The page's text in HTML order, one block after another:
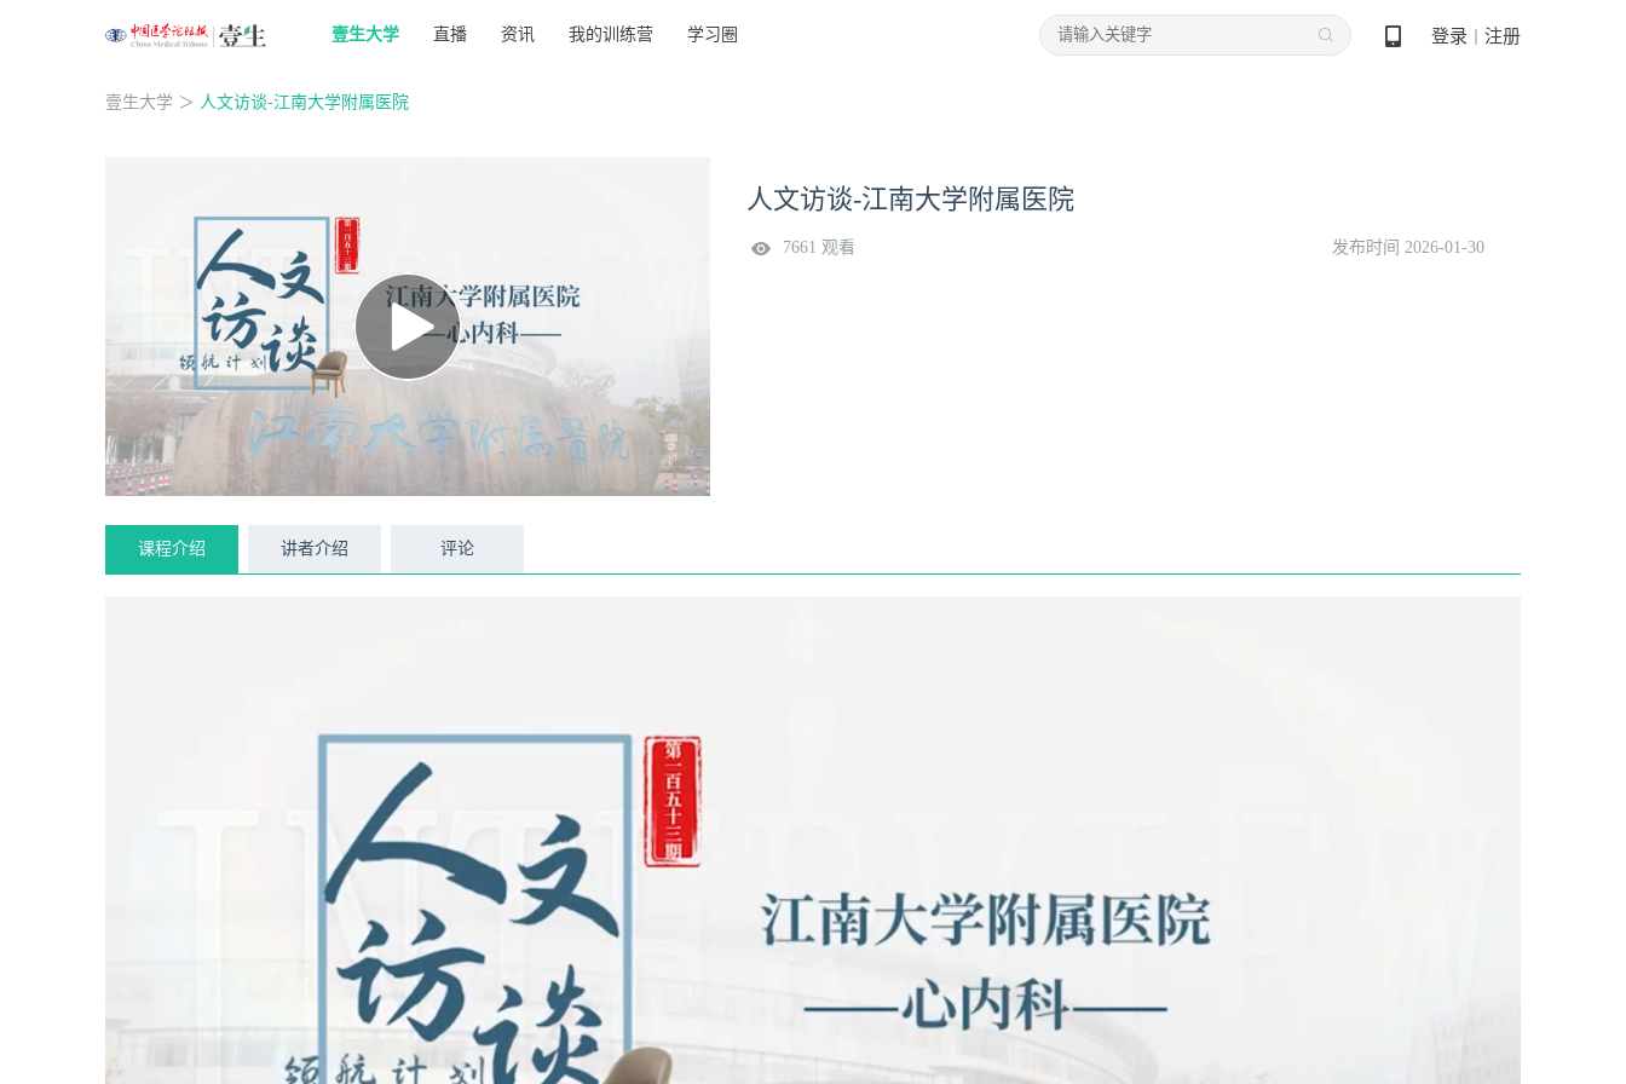
壹生大学 直播 资讯 我的训练营 学习圈 登录 注册
壹生大学 ＞ 人文访谈-江南大学附属医院
人文访谈-江南大学附属医院
7661 观看 发布时间 2026-01-30
课程介绍 讲者介绍 评论